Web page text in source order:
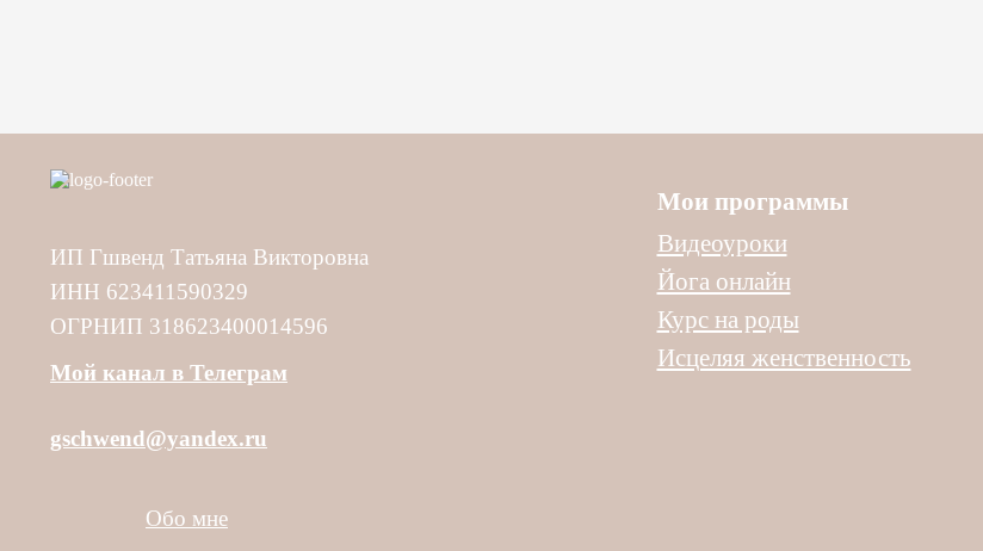
ИП Гшвенд Татьяна Викторовна
ИНН 623411590329
ОГРНИП 318623400014596
Мой канал в Телеграм
gschwend@yandex.ru
Обо мне
Мои программы
Видеоуроки
Йога онлайн
Курс на роды
Исцеляя женственность